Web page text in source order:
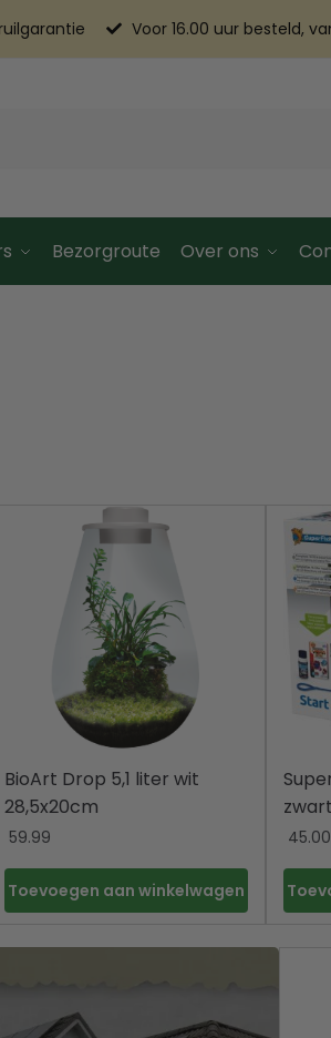
Voor 16.00 uur besteld,
Bezorgroute Over ons
BioArt Drop 5,1 liter wit
28,5x20cm
59.99
Toevoegen aan winkelwagen
zwart
45.00